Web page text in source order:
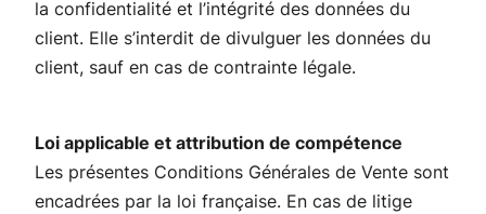
la confidentialité et l’intégrité des données du
client. Elle s’interdit de divulguer les données du
client, sauf en cas de contrainte légale.
Loi applicable et attribution de compétence
Les présentes Conditions Générales de Vente sont
encadrées par la loi française. En cas de litige